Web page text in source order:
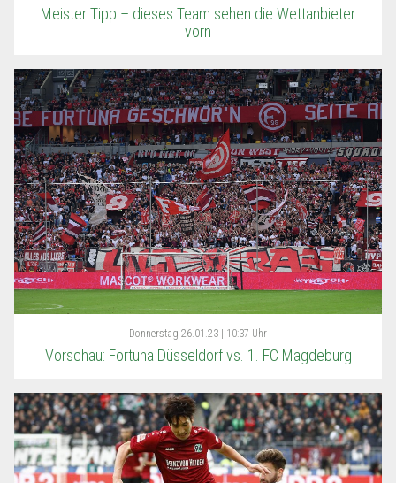
Meister Tipp – dieses Team sehen die Wettanbieter
vorn
Donnerstag 26.01.23 | 10:37 Uhr
Vorschau: Fortuna Düsseldorf vs. 1. FC Magdeburg